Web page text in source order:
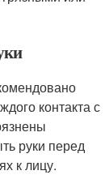
контакта с
руки перед
к лицу.